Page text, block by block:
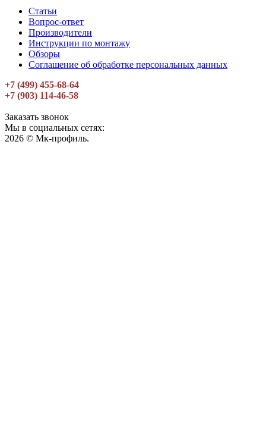
Статьи
Вопрос-ответ
Производители
Инструкции по монтажу
Обзоры
Соглашение об обработке персональных данных
+7 (499) 455-68-64
+7 (903) 114-46-58
Заказать звонок
Мы в социальных сетях:
2026 © Мк-профиль.